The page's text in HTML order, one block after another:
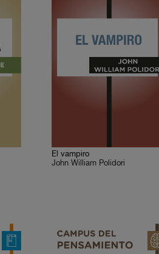
El vampiro
John William Polidori